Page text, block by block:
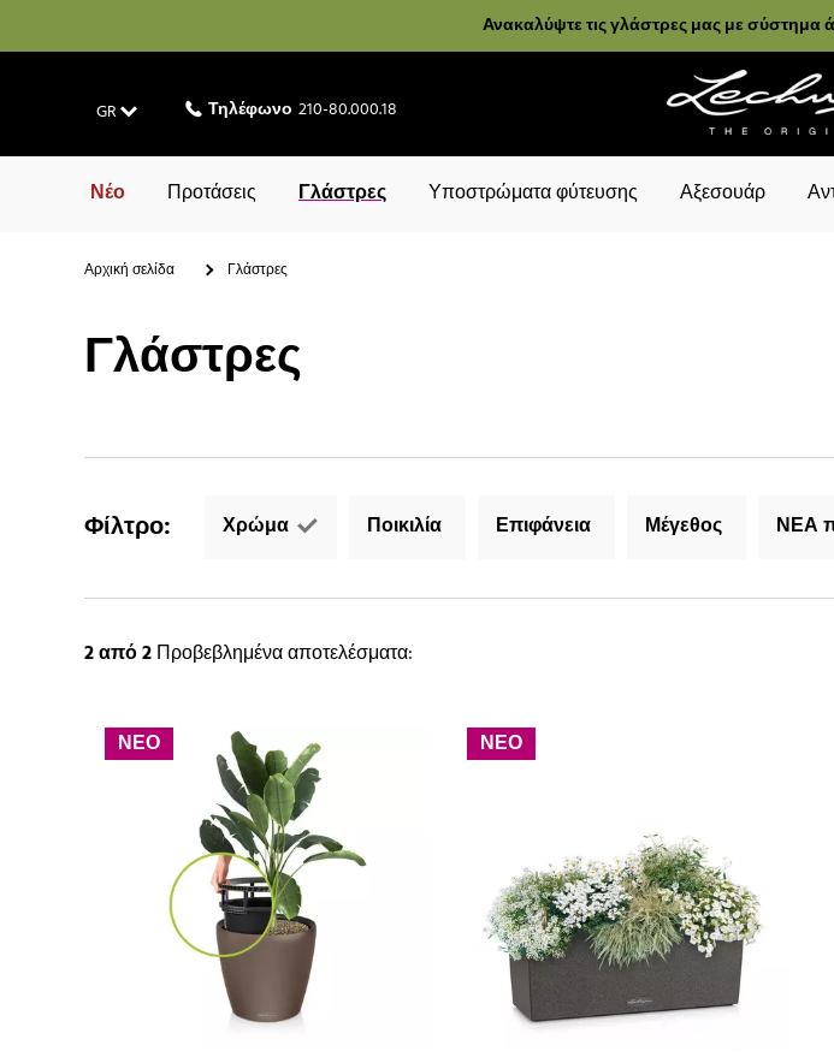
Ανακαλύψτε τις γλάστρες μας με σύστημα
GR Τηλέφωνο 210-80.000.18
Νέο Προτάσεις Γλάστρες Υποστρώματα φύτευσης Αξεσουάρ
Αρχική σελίδα Γλάστρες
Γλάστρες
Φίλτρο: Χρώμα Ποικιλία Επιφάνεια Μέγεθος ΝΕΑ
2από 2Προβεβλημένα αποτελέσματα:
ΝΕΟ ΝΕΟ